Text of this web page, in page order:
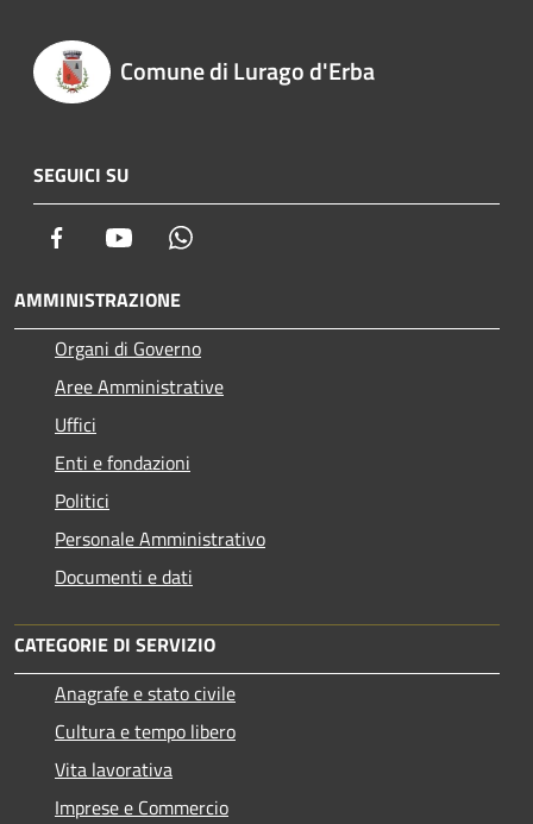
Comune di Lurago d'Erba
SEGUICI SU
Facebook Youtube
AMMINISTRAZIONE
Organi di Governo
Aree Amministrative
Uffici
Enti e fondazioni
Politici
Personale Amministrativo
Documenti e dati
CATEGORIE DI SERVIZIO
Anagrafe e stato civile
Cultura e tempo libero
Vita lavorativa
Imprese e Commercio